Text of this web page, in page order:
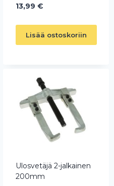
13,99 €
Lisää ostoskoriin
Ulosvetäjä 2-jalkainen
200mm